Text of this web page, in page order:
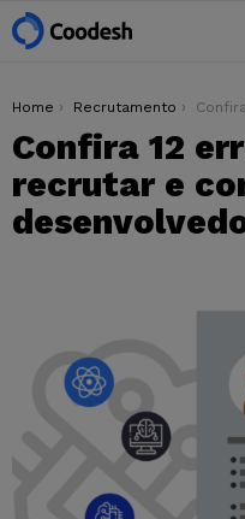
You are here:
Home Recrutamento Confira 12 erros na hora
Confira 12
recrutar e